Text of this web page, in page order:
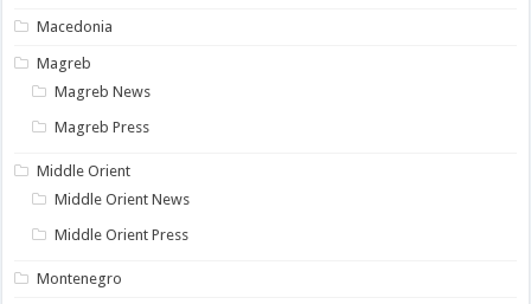
Macedonia
Magreb
Magreb News
Magreb Press
Middle Orient
Middle Orient News
Middle Orient Press
Montenegro